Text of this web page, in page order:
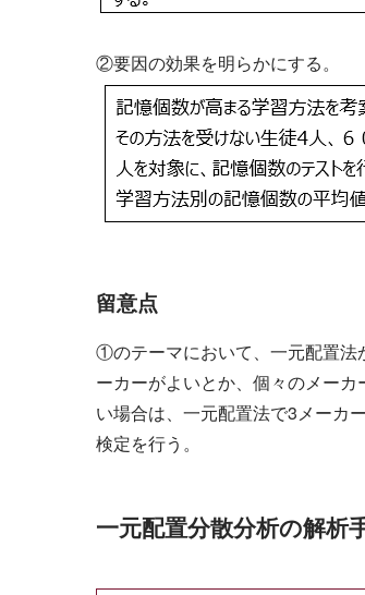
②要因の効果を明らかにする。
留意点
①のテーマにおいて、一元配置法
ーカーがよいとか、個々のメー
い場合は、一元配置法で3メーカ
検定を行う。
一元配置分散分析の解析